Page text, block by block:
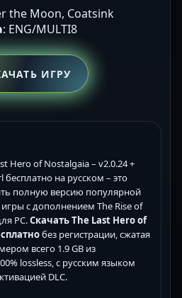
the Moon, Coatsink
: ENG/MULTI8
ИГРУ
Hero of Nostalgaia – v2.0.24 +
бесплатно на русском – это
полную версию популярной
с дополнением The Rise of
PC.Скачать The Last Hero of
без регистрации, сжатая
всего 1.9 GB из
lossless, с русским языком
DLC.